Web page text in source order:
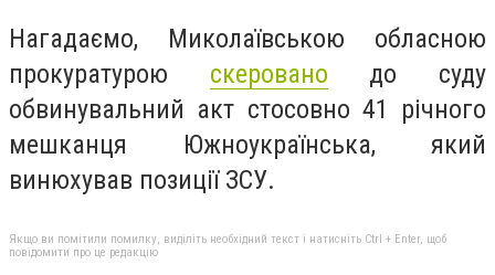
Нагадаємо, Миколаївською обласною
прокуратурою скеровано до суду
обвинувальний акт стосовно 41 річного
мешканця Южноукраїнська, який
винюхував позиції ЗСУ.
Якщо ви помітили помилку, виділіть необхідний текст і натисніть Ctrl + Enter, щоб
повідомити про це редакцію